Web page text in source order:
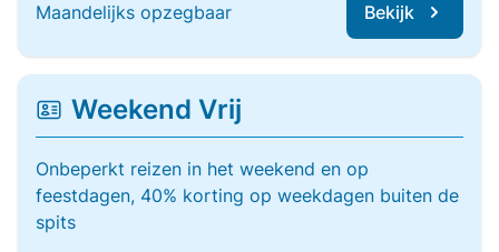
Maandelijks opzegbaar Bekijk
Weekend Vrij
Onbeperkt reizen in het weekend en op
feestdagen, 40% korting op weekdagen buiten de
spits